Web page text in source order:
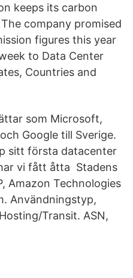
keeps its carbon
company promised
figures this year
to Data Center
Countries and
som Microsoft,
Google till Sverige.
sitt första datacenter
vi fått åtta Stadens
Amazon Technologies
Användningstyp,
Transit. ASN,